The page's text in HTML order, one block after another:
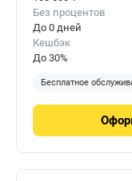
Без процентов
До 0 дней
Кешбэк
До 30%
Бесплатное